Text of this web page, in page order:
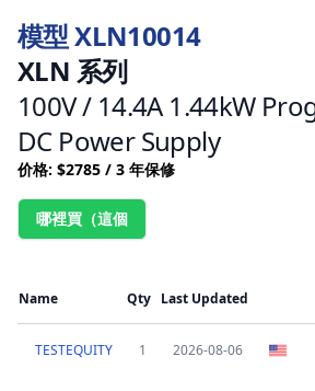
模型 XLN10014
XLN 系列
100V / 14.4A 1.44kW
DC Power Supply
价格: $2785 / 3 年保修
哪裡買（這個
Name Qty Last Updated
TESTEQUITY 1 2026-08-06